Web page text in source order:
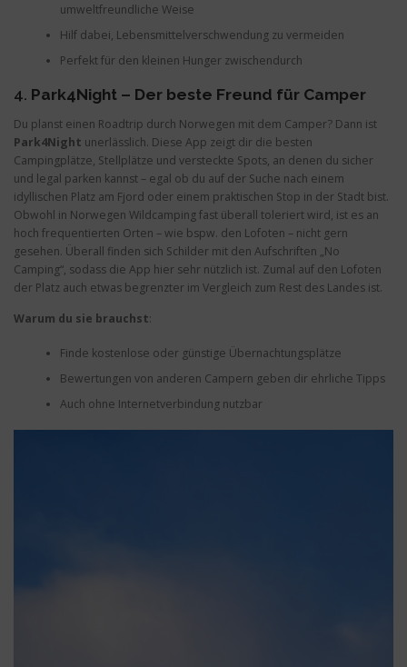
umweltfreundliche Weise
Hilf dabei, Lebensmittelverschwendung zu vermeiden
Perfekt für den kleinen Hunger zwischendurch
4. Park4Night – Der beste Freund für Camper
Du planst einen Roadtrip durch Norwegen mit dem Camper? Dann ist
Park4Night unerlässlich. Diese App zeigt dir die besten
Campingplätze, Stellplätze und versteckte Spots, an denen du sicher
und legal parken kannst – egal ob du auf der Suche nach einem
idyllischen Platz am Fjord oder einem praktischen Stop in der Stadt bist.
Obwohl in Norwegen Wildcamping fast überall toleriert wird, ist es an
hoch frequentierten Orten – wie bspw. den Lofoten – nicht gern
gesehen. Überall finden sich Schilder mit den Aufschriften „No
Camping“, sodass die App hier sehr nützlich ist. Zumal auf den Lofoten
der Platz auch etwas begrenzter im Vergleich zum Rest des Landes ist.
Warum du sie brauchst:
Finde kostenlose oder günstige Übernachtungsplätze
Bewertungen von anderen Campern geben dir ehrliche Tipps
Auch ohne Internetverbindung nutzbar